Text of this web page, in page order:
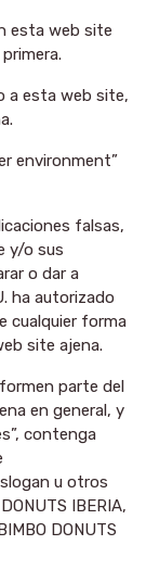
esta web site
a esta web site,
environment”
falsas,
y/o sus
o dar a
ha autorizado
cualquier forma
site ajena.
parte del
en general, y
contenga
u otros
IBERIA,
DONUTS